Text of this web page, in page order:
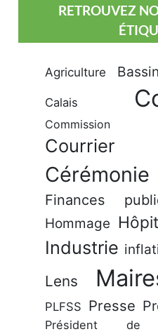
RETROUVEZ
Agriculture
Calais
Commission
Courrier
Cérémonie
Finances
Hommage
Industrie
Lens
PLFSS Presse
Président de